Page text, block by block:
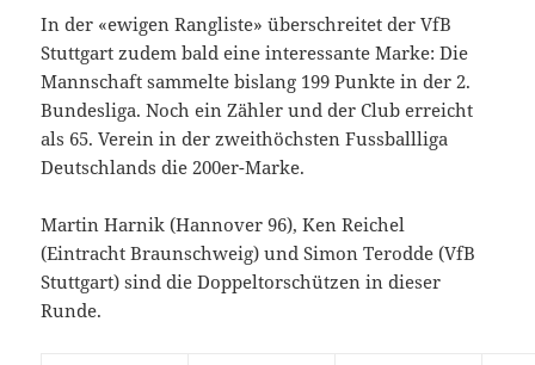
In der «ewigen Rangliste» überschreitet der VfB
Stuttgart zudem bald eine interessante Marke: Die
Mannschaft sammelte bislang 199 Punkte in der 2.
Bundesliga. Noch ein Zähler und der Club erreicht
als 65. Verein in der zweithöchsten Fussballliga
Deutschlands die 200er-Marke.
Martin Harnik (Hannover 96), Ken Reichel
(Eintracht Braunschweig) und Simon Terodde (VfB
Stuttgart) sind die Doppeltorschützen in dieser
Runde.